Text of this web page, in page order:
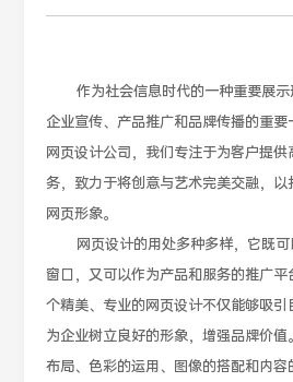
作为社会信息时代的一种重要展
企业宣传、产品推广和品牌传播的重
网页设计公司，我们专注于为客户提
务，致力于将创意与艺术完美交融，
网页形象。
网页设计的用处多种多样，它既
窗口，又可以作为产品和服务的推广
个精美、专业的网页设计不仅能够吸
为企业树立良好的形象，增强品牌价
布局、色彩的运用、图像的搭配和内